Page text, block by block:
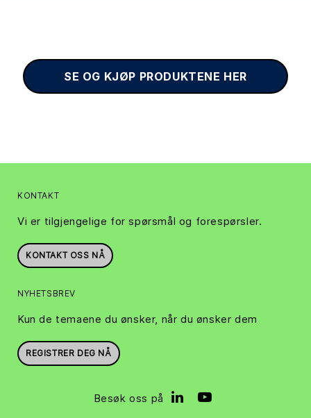
SE OG KJØP PRODUKTENE HER
KONTAKT
Vi er tilgjengelige for spørsmål og forespørsler.
KONTAKT OSS NÅ
NYHETSBREV
Kun de temaene du ønsker, når du ønsker dem
REGISTRER DEG NÅ
Besøk oss på